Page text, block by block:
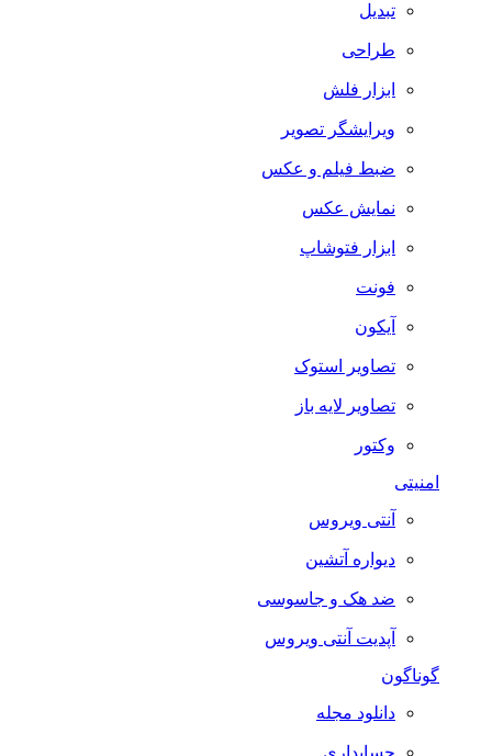
تبدیل
طراحی
ابزار فلش
ویرایشگر تصویر
ضبط فيلم و عكس
نمایش عکس
ابزار فتوشاپ
فونت
آیکون
تصاویر استوک
تصاویر لایه باز
وکتور
امنیتی
آنتی ویروس
دیواره آتشین
ضد هک و جاسوسی
آپدیت آنتی ویروس
گوناگون
دانلود مجله
حسابداری